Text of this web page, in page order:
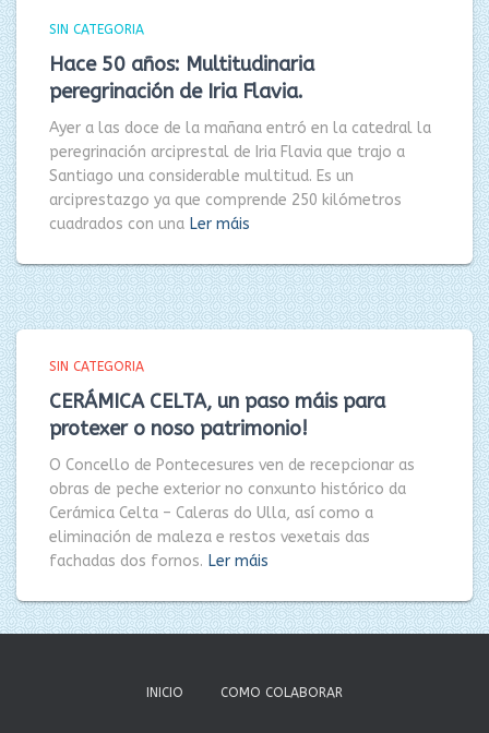
SIN CATEGORIA
Hace 50 años: Multitudinaria
peregrinación de Iria Flavia.
Ayer a las doce de la mañana entró en la catedral la
peregrinación arciprestal de Iria Flavia que trajo a
Santiago una considerable multitud. Es un
arciprestazgo ya que comprende 250 kilómetros
cuadrados con una Ler máis
SIN CATEGORIA
CERÁMICA CELTA, un paso máis para
protexer o noso patrimonio!
O Concello de Pontecesures ven de recepcionar as
obras de peche exterior no conxunto histórico da
Cerámica Celta – Caleras do Ulla, así como a
eliminación de maleza e restos vexetais das
fachadas dos fornos. Ler máis
INICIO COMO COLABORAR